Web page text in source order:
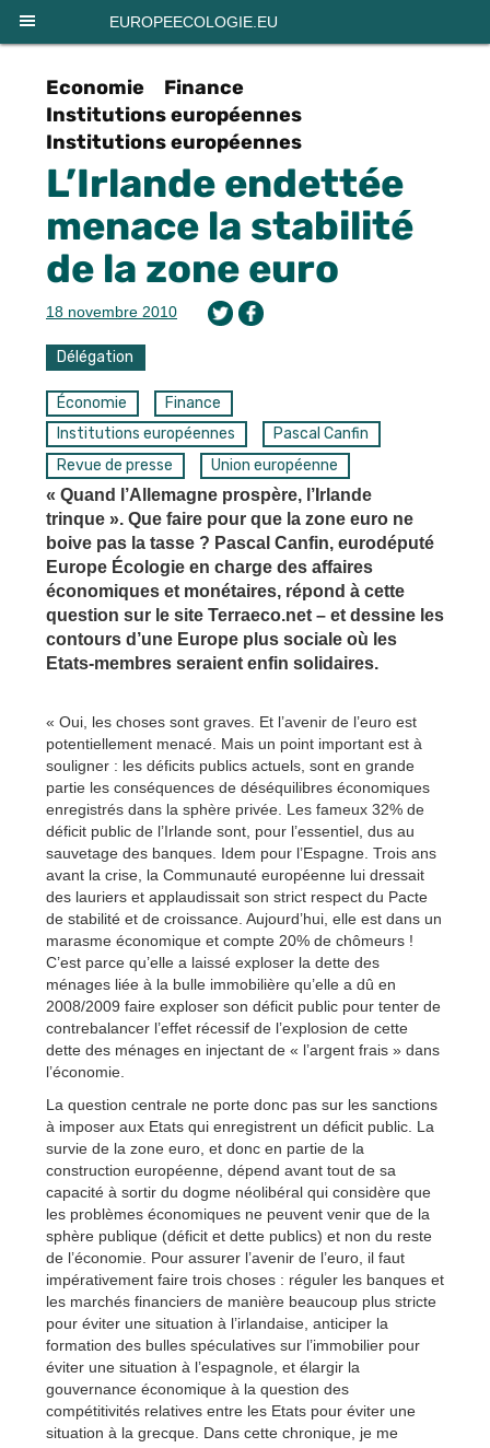
EUROPEECOLOGIE.EU
Economie
Finance
Institutions européennes
Institutions européennes
L’Irlande endettée
menace la stabilité
de la zone euro
18 novembre 2010
Délégation
Économie
Finance
Institutions européennes
Pascal Canfin
Revue de presse
Union européenne
« Quand l’Allemagne prospère, l’Irlande
trinque ». Que faire pour que la zone euro ne
boive pas la tasse ? Pascal Canfin, eurodéputé
Europe Écologie en charge des affaires
économiques et monétaires, répond à cette
question sur le site Terraeco.net – et dessine les
contours d’une Europe plus sociale où les
Etats-membres seraient enfin solidaires.
« Oui, les choses sont graves. Et l’avenir de l’euro est
potentiellement menacé. Mais un point important est à
souligner : les déficits publics actuels, sont en grande
partie les conséquences de déséquilibres économiques
enregistrés dans la sphère privée. Les fameux 32% de
déficit public de l’Irlande sont, pour l’essentiel, dus au
sauvetage des banques. Idem pour l’Espagne. Trois ans
avant la crise, la Communauté européenne lui dressait
des lauriers et applaudissait son strict respect du Pacte
de stabilité et de croissance. Aujourd’hui, elle est dans un
marasme économique et compte 20% de chômeurs !
C’est parce qu’elle a laissé exploser la dette des
ménages liée à la bulle immobilière qu’elle a dû en
2008/2009 faire exploser son déficit public pour tenter de
contrebalancer l’effet récessif de l’explosion de cette
dette des ménages en injectant de « l’argent frais » dans
l’économie.
La question centrale ne porte donc pas sur les sanctions
à imposer aux Etats qui enregistrent un déficit public. La
survie de la zone euro, et donc en partie de la
construction européenne, dépend avant tout de sa
capacité à sortir du dogme néolibéral qui considère que
les problèmes économiques ne peuvent venir que de la
sphère publique (déficit et dette publics) et non du reste
de l’économie. Pour assurer l’avenir de l’euro, il faut
impérativement faire trois choses : réguler les banques et
les marchés financiers de manière beaucoup plus stricte
pour éviter une situation à l’irlandaise, anticiper la
formation des bulles spéculatives sur l’immobilier pour
éviter une situation à l’espagnole, et élargir la
gouvernance économique à la question des
compétitivités relatives entre les Etats pour éviter une
situation à la grecque. Dans cette chronique, je me